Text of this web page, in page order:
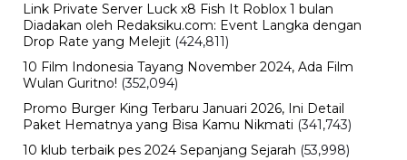
Link Private Server Luck x8 Fish It Roblox 1 bulan
Diadakan oleh Redaksiku.com: Event Langka dengan
Drop Rate yang Melejit (424,811)
10 Film Indonesia Tayang November 2024, Ada Film
Wulan Guritno! (352,094)
Promo Burger King Terbaru Januari 2026, Ini Detail
Paket Hematnya yang Bisa Kamu Nikmati (341,743)
10 klub terbaik pes 2024 Sepanjang Sejarah (53,998)